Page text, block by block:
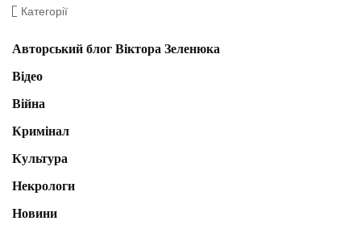
Категорії
Авторський блог Віктора Зеленюка
Відео
Війна
Кримінал
Культура
Некрологи
Новини